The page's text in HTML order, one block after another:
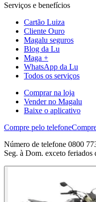
Serviços e benefícios
Cartão Luiza
Cliente Ouro
Magalu seguros
Blog da Lu
Maga +
WhatsApp da Lu
Todos os serviços
Comprar na loja
Vender no Magalu
Baixe o aplicativo
Compre pelo telefone
Número de telefone 0800
Seg. à Dom. exceto feriados